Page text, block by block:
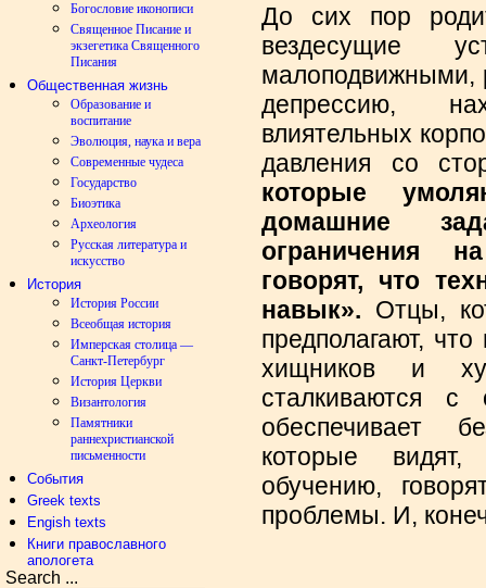
Богословие иконописи
Священное Писание и
экзегетика Священного
Писания
Общественная жизнь
Образование и
воспитание
Эволюция, наука и вера
Современные чудеса
Государство
Биоэтика
Археология
Русская литература и
искусство
История
История России
Всеобщая история
Имперская столица —
Санкт-Петербург
История Церкви
Византология
Памятники
раннехристианской
письменности
События
Greek texts
Engish texts
Книги православного
апологета
Search ...
До сих пор
вездесущие
депрессию,
влиятельных
давления со
которые
домашние
ограничения
говорят, что
навык». Отцы,
предполагают,
хищников и
сталкиваются с
обеспечивает
которые
обучению,
проблемы. И,